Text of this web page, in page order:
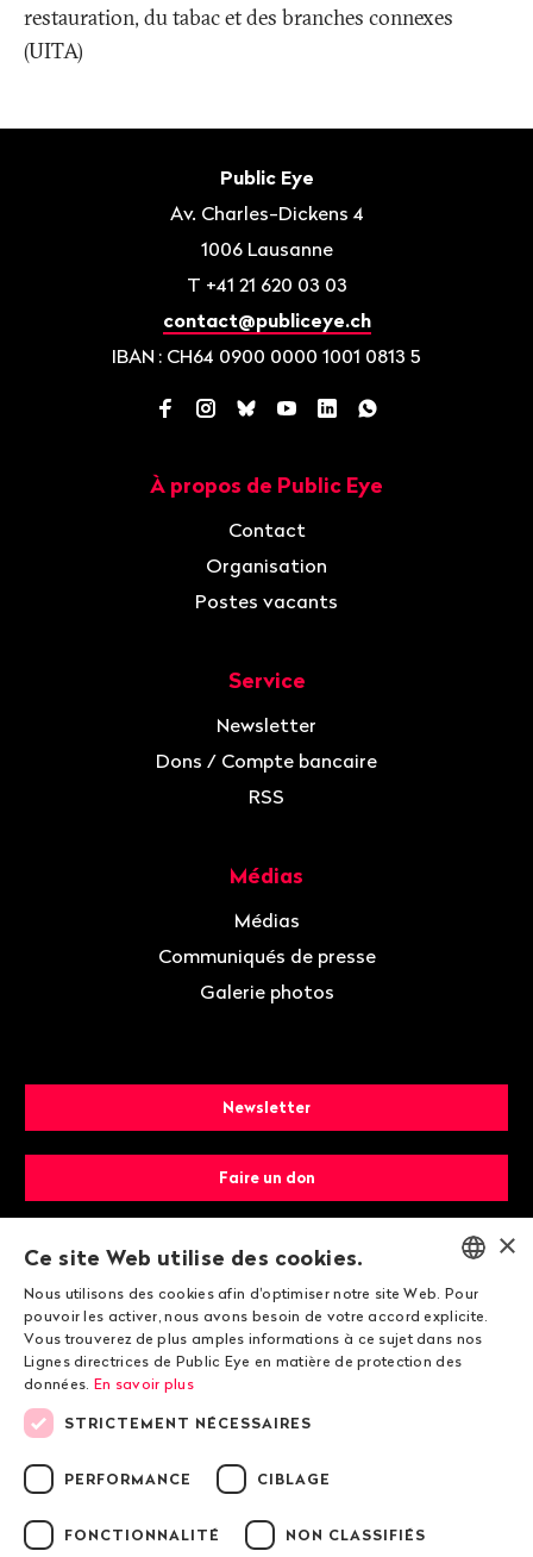
restauration, du tabac et des branches connexes
(UITA)
Public Eye
Av. Charles-Dickens 4
1006 Lausanne
T +41 21 620 03 03
contact@publiceye.ch
IBAN : CH64 0900 0000 1001 0813 5
Facebook
Instagram
BlueskyYouTube
LinkedInWhatsApp
À propos de Public Eye
Contact
Organisation
Postes vacants
Service
Newsletter
Dons / Compte bancaire
RSS
Médias
Médias
Communiqués de presse
Galerie photos
Newsletter
Faire un don
Devenir membre
© 2026 Public Eye
Mentions légales
ENGLISH
DEUTSCH
×
Ce site Web utilise des cookies.
Nous utilisons des cookies afin d'optimiser notre site Web. Pour
pouvoir les activer, nous avons besoin de votre accord explicite.
Vous trouverez de plus amples informations à ce sujet dans nos
Lignes directrices de Public Eye en matière de protection des
données. En savoir plus
STRICTEMENT NÉCESSAIRES
PERFORMANCE CIBLAGE
FONCTIONNALITÉ NON CLASSIFIÉS